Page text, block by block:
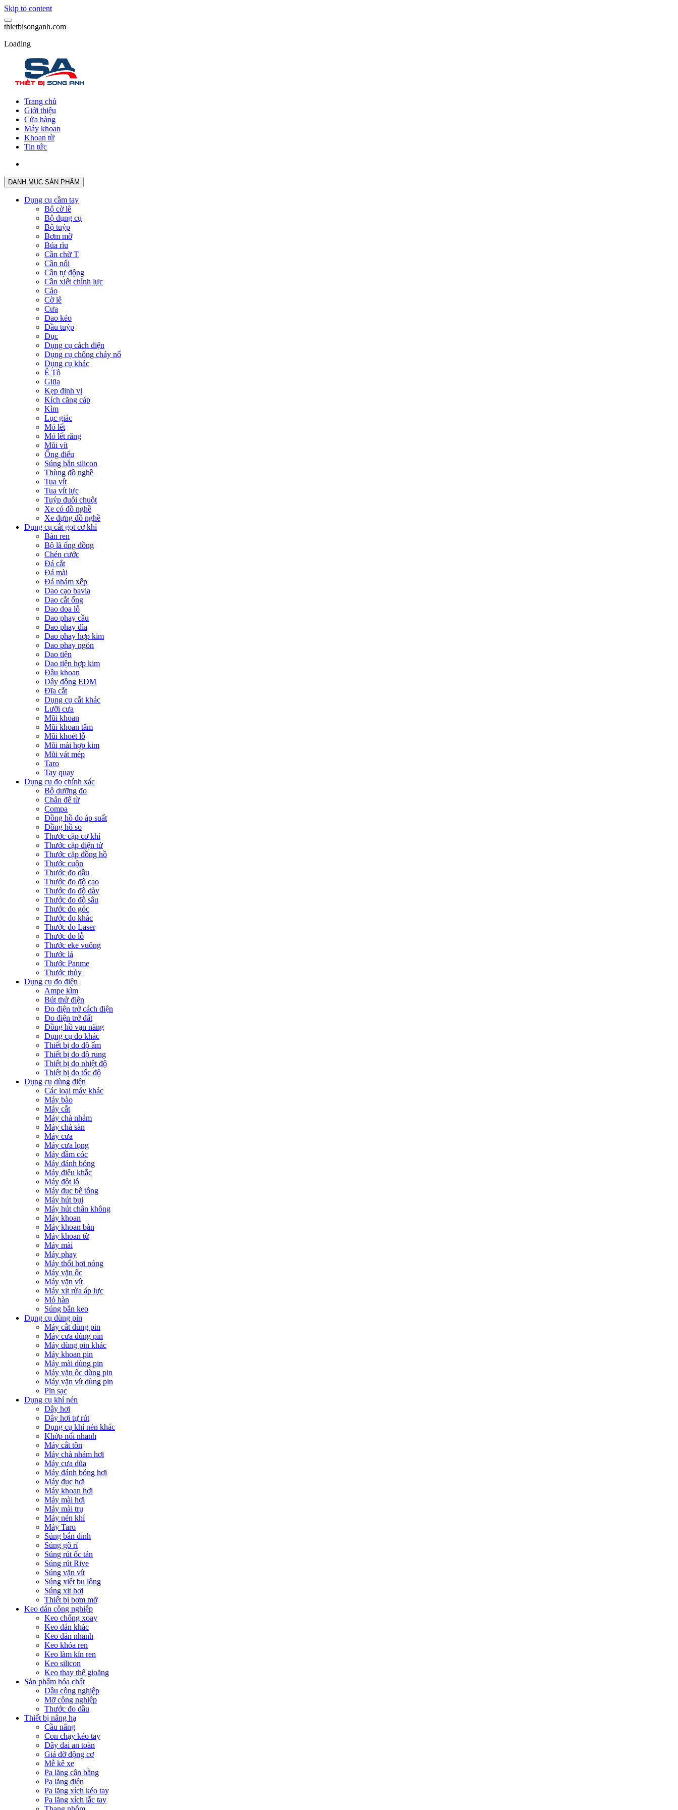
Skip to content
thietbisonganh.com
Loading
Trang chủ
Giới thiệu
Cửa hàng
Máy khoan
Khoan từ
Tin tức
DANH MỤC SẢN PHẨM
Dụng cụ cầm tay
Bộ cờ lê
Bộ dụng cụ
Bộ tuýp
Bơm mỡ
Búa rìu
Cần chữ T
Cần nối
Cần tự động
Cần xiết chỉnh lực
Cảo
Cờ lê
Cưa
Dao kéo
Đầu tuýp
Đục
Dụng cụ cách điện
Dụng cụ chống cháy nổ
Dụng cụ khác
Ê Tô
Giũa
Kẹp định vị
Kích căng cáp
Kìm
Lục giác
Mỏ lết
Mỏ lết răng
Mũi vít
Ống điếu
Súng bắn silicon
Thùng đồ nghề
Tua vít
Tua vít lực
Tuýp đuôi chuột
Xe có đồ nghề
Xe đựng đồ nghề
Dụng cụ cắt gọt cơ khí
Bàn ren
Bộ lã ống đồng
Chén cước
Đá cắt
Đá mài
Đá nhám xếp
Dao cạo bavia
Dao cắt ống
Dao doa lỗ
Dao phay cầu
Dao phay đĩa
Dao phay hợp kim
Dao phay ngón
Dao tiện
Dao tiện hợp kim
Đầu khoan
Dây đồng EDM
Đĩa cắt
Dụng cụ cắt khác
Lưỡi cưa
Mũi khoan
Mũi khoan tâm
Mũi khoét lỗ
Mũi mài hợp kim
Mũi vát mép
Taro
Tay quay
Dụng cụ đo chính xác
Bộ dưỡng đo
Chân đế từ
Compa
Đồng hồ đo áp suất
Đồng hồ so
Thước cặp cơ khí
Thước cặp điện tử
Thước cặp đồng hồ
Thước cuộn
Thước đo dầu
Thước đo độ cao
Thước đo độ dày
Thước đo độ sâu
Thước đo góc
Thước đo khác
Thước đo Laser
Thước đo lỗ
Thước eke vuông
Thước lá
Thước Panme
Thước thủy
Dụng cụ đo điện
Ampe kìm
Bút thử điện
Đo điện trở cách điện
Đo điện trở đất
Đồng hồ vạn năng
Dụng cụ đo khác
Thiết bị đo độ ẩm
Thiết bị đo độ rung
Thiết bị đo nhiệt độ
Thiết bị đo tốc độ
Dụng cụ dùng điện
Các loại máy khác
Máy bào
Máy cắt
Máy chà nhám
Máy chà sàn
Máy cưa
Máy cưa lọng
Máy đầm cóc
Máy đánh bóng
Máy điêu khắc
Máy đột lỗ
Máy đục bê tông
Máy hút bụi
Máy hút chân không
Máy khoan
Máy khoan bàn
Máy khoan từ
Máy mài
Máy phay
Máy thổi hơi nóng
Máy vặn ốc
Máy vặn vít
Máy xịt rửa áp lực
Mỏ hàn
Súng bắn keo
Dụng cụ dùng pin
Máy cắt dùng pin
Máy cưa dùng pin
Máy dùng pin khác
Máy khoan pin
Máy mài dùng pin
Máy vặn ốc dùng pin
Máy vặn vít dùng pin
Pin sạc
Dụng cụ khí nén
Dây hơi
Dây hơi tự rút
Dụng cụ khí nén khác
Khớp nối nhanh
Máy cắt tôn
Máy chà nhám hơi
Máy cưa dũa
Máy đánh bóng hơi
Máy đục hơi
Máy khoan hơi
Máy mài hơi
Máy mài trụ
Máy nén khí
Máy Taro
Súng bắn đinh
Súng gõ rỉ
Súng rút ốc tán
Súng rút Rive
Súng vặn vít
Súng xiết bu lông
Súng xịt hơi
Thiết bị bơm mỡ
Keo dán công nghiệp
Keo chống xoay
Keo dán khác
Keo dán nhanh
Keo khóa ren
Keo làm kín ren
Keo silicon
Keo thay thế gioăng
Sản phẩm hóa chất
Dầu công nghiệp
Mỡ công nghiệp
Thước đo dầu
Thiết bị nâng hạ
Cầu nâng
Con chạy kéo tay
Dây đai an toàn
Giá đỡ động cơ
Mễ kê xe
Pa lăng cân bằng
Pa lăng điện
Pa lăng xích kéo tay
Pa lăng xích lắc tay